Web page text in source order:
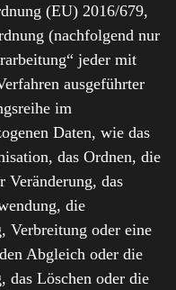
(EU) 2016/679,
(nachfolgend nur
jeder mit
ausgeführter
im
Daten, wie das
das Ordnen, die
Veränderung, das
die
Verbreitung oder eine
Abgleich oder die
das Löschen oder die